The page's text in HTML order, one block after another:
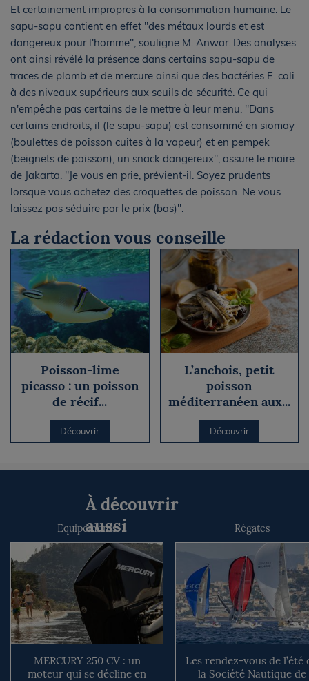
Et certainement impropres à la consommation humaine. Le
sapu-sapu contient en effet "des métaux lourds et est
dangereux pour l'homme", souligne M. Anwar. Des analyses
ont ainsi révélé la présence dans certains sapu-sapu de
traces de plomb et de mercure ainsi que des bactéries E. coli
à des niveaux supérieurs aux seuils de sécurité. Ce qui
n'empêche pas certains de le mettre à leur menu. "Dans
certains endroits, il (le sapu-sapu) est consommé en siomay
(boulettes de poisson cuites à la vapeur) et en pempek
(beignets de poisson), un snack dangereux", assure le maire
de Jakarta. "Je vous en prie, prévient-il. Soyez prudents
lorsque vous achetez des croquettes de poisson. Ne vous
laissez pas séduire par le prix (bas)".
La rédaction vous conseille
Poisson-lime
picasso : un poisson
de récif...
Découvrir
L’anchois, petit
poisson
méditerranéen aux...
Découvrir
À découvrir
aussi
Equipements
MERCURY 250 CV : un
moteur qui se décline en
Régates
Les rendez-vous de l’été
la Société Nautique de